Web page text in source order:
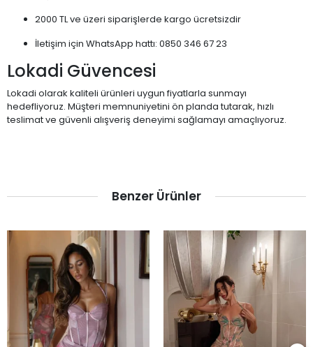
2000 TL ve üzeri siparişlerde kargo ücretsizdir
İletişim için WhatsApp hattı: 0850 346 67 23
Lokadi Güvencesi
Lokadi olarak kaliteli ürünleri uygun fiyatlarla sunmayı
hedefliyoruz. Müşteri memnuniyetini ön planda tutarak, hızlı
teslimat ve güvenli alışveriş deneyimi sağlamayı amaçlıyoruz.
Benzer Ürünler